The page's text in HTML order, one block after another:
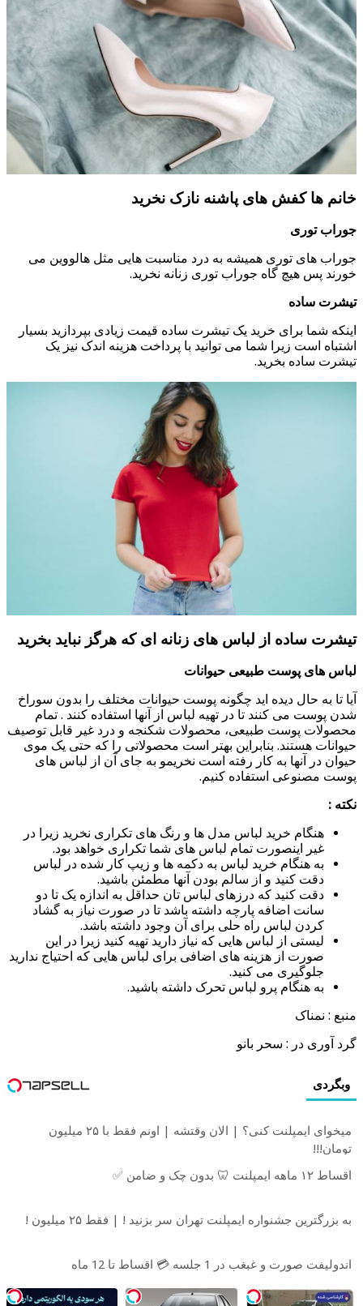
خانم ها کفش های پاشنه نازک نخرید
جوراب توری
جوراب های توری همیشه به درد مناسبت هایی مثل هالووین می
خورند پس هیچ گاه جوراب توری زنانه نخرید.
تیشرت ساده
اینکه شما برای خرید یک تیشرت ساده قیمت زیادی بپردازید بسیار
اشتباه است زیرا شما می توانید با پرداخت هزینه اندک نیز یک
تیشرت ساده بخرید.
تیشرت ساده از لباس های زنانه ای که هرگز نباید بخرید
لباس های پوست طبیعی حیوانات
آیا تا به حال دیده اید چگونه پوست حیوانات مختلف را بدون سوراخ
شدن پوست می کنند تا در تهیه لباس از آنها استفاده کنند . تمام
محصولات پوست طبیعی، محصولات شکنجه و درد غیر قابل توصیف
حیوانات هستند. بنابراین بهتر است محصولاتی را که حتی یک موی
حیوان در آنها به کار رفته است نخریمو به جای آن از لباس های
پوست مصنوعی استفاده کنیم.
نکته :
هنگام خرید لباس مدل ها و رنگ های تکراری نخرید زیرا در
غیر اینصورت تمام لباس های شما تکراری خواهد بود.
به هنگام خرید لباس به دکمه ها و زیپ کار شده در لباس
دقت کنید و از سالم بودن آنها مطمئن باشید.
دقت کنید که درزهای لباس تان حداقل به اندازه یک تا دو
سانت اضافه پارچه داشته باشد تا در صورت نیاز به گشاد
کردن لباس راه حلی برای آن وجود داشته باشد.
لیستی از لباس هایی که نیاز دارید تهیه کنید زیرا در این
صورت از هزینه های اضافی برای لباس هایی که احتیاج ندارید
جلوگیری می کنید.
به هنگام پرو لباس تحرک داشته باشید.
منبع : نمناک
گرد آوری در : سحر بانو
وبگردی
میخوای ایمپلنت کنی؟ | الان وقتشه | اونم فقط با ۲۵ میلیون
تومان!!!
اقساط ۱۲ ماهه ایمپلنت 🦷 بدون چک و ضامن ✅
به بزرگترین جشنواره ایمپلنت تهران سر بزنید ! | فقط ۲۵ میلیون !
اندولیفت صورت و غبغب در 1 جلسه 💳 اقساط تا 12 ماه